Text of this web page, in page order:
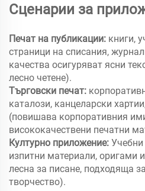
Сценарии за
Печат на публикации: книги,
страници на списания,
качества осигуряват ясни
лесно четене).
Търговски печат:
каталози, канцеларски
(повишава корпоративния
висококачествени печатни
Културно приложение: Учебни
изпитни материали, оригами
лесна за писане, подходяща
творчество).